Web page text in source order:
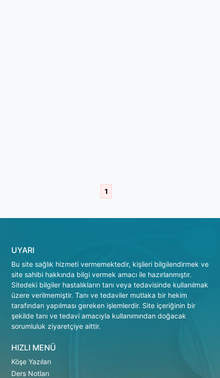
1
UYARI
Bu site sağlık hizmeti vermemektedir, kişileri bilgilendirmek ve
site sahibi hakkında bilgi vermek amacı ile hazırlanmıştır.
Sitedeki bilgiler hastalıkların tanı veya tedavisinde kullanılmak
üzere verilmemiştir. Tanı ve tedaviler mutlaka bir hekim
tarafından yapılması gereken işlemlerdir. Site içeriğinin bir
şekilde tanı ve tedavi amacıyla kullanımından doğacak
sorumluluk ziyaretçiye aittir.
HIZLI MENÜ
Köşe Yazıları
Ders Notları